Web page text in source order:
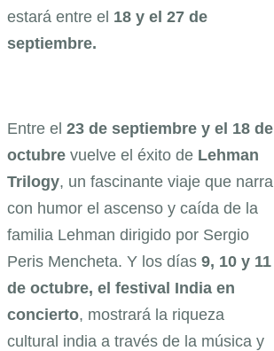
estará entre el 18 y el 27 de
septiembre.
Entre el 23 de septiembre y el 18 de
octubre vuelve el éxito de Lehman
Trilogy, un fascinante viaje que narra
con humor el ascenso y caída de la
familia Lehman dirigido por Sergio
Peris Mencheta. Y los días 9, 10 y 11
de octubre, el festival India en
concierto, mostrará la riqueza
cultural india a través de la música y